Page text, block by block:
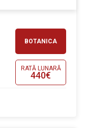
BOTANICA
RATĂ LUNARĂ
440€